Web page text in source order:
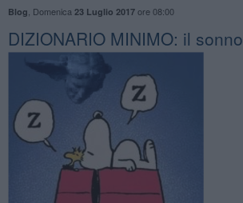
Blog Domenica 23 Luglio 2017ore 08:00
DIZIONARIO MINIMO: il sonno